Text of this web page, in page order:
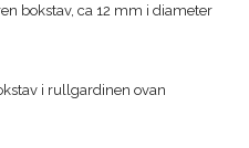
bokstav, ca 12 mm i diameter
i rullgardinen ovan